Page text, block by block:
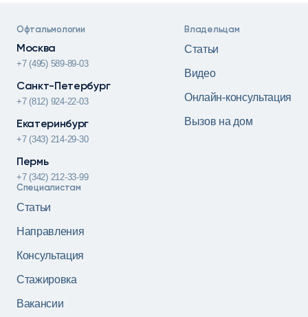
Офтальмологии
Москва
+7 (495) 589-89-03
Санкт-Петербург
+7 (812) 924-22-03
Екатеринбург
+7 (343) 214-29-30
Пермь
+7 (342) 212-33-99
Владельцам
Статьи
Видео
Онлайн-консультация
Вызов на дом
Специалистам
Статьи
Направления
Консультация
Стажировка
Вакансии